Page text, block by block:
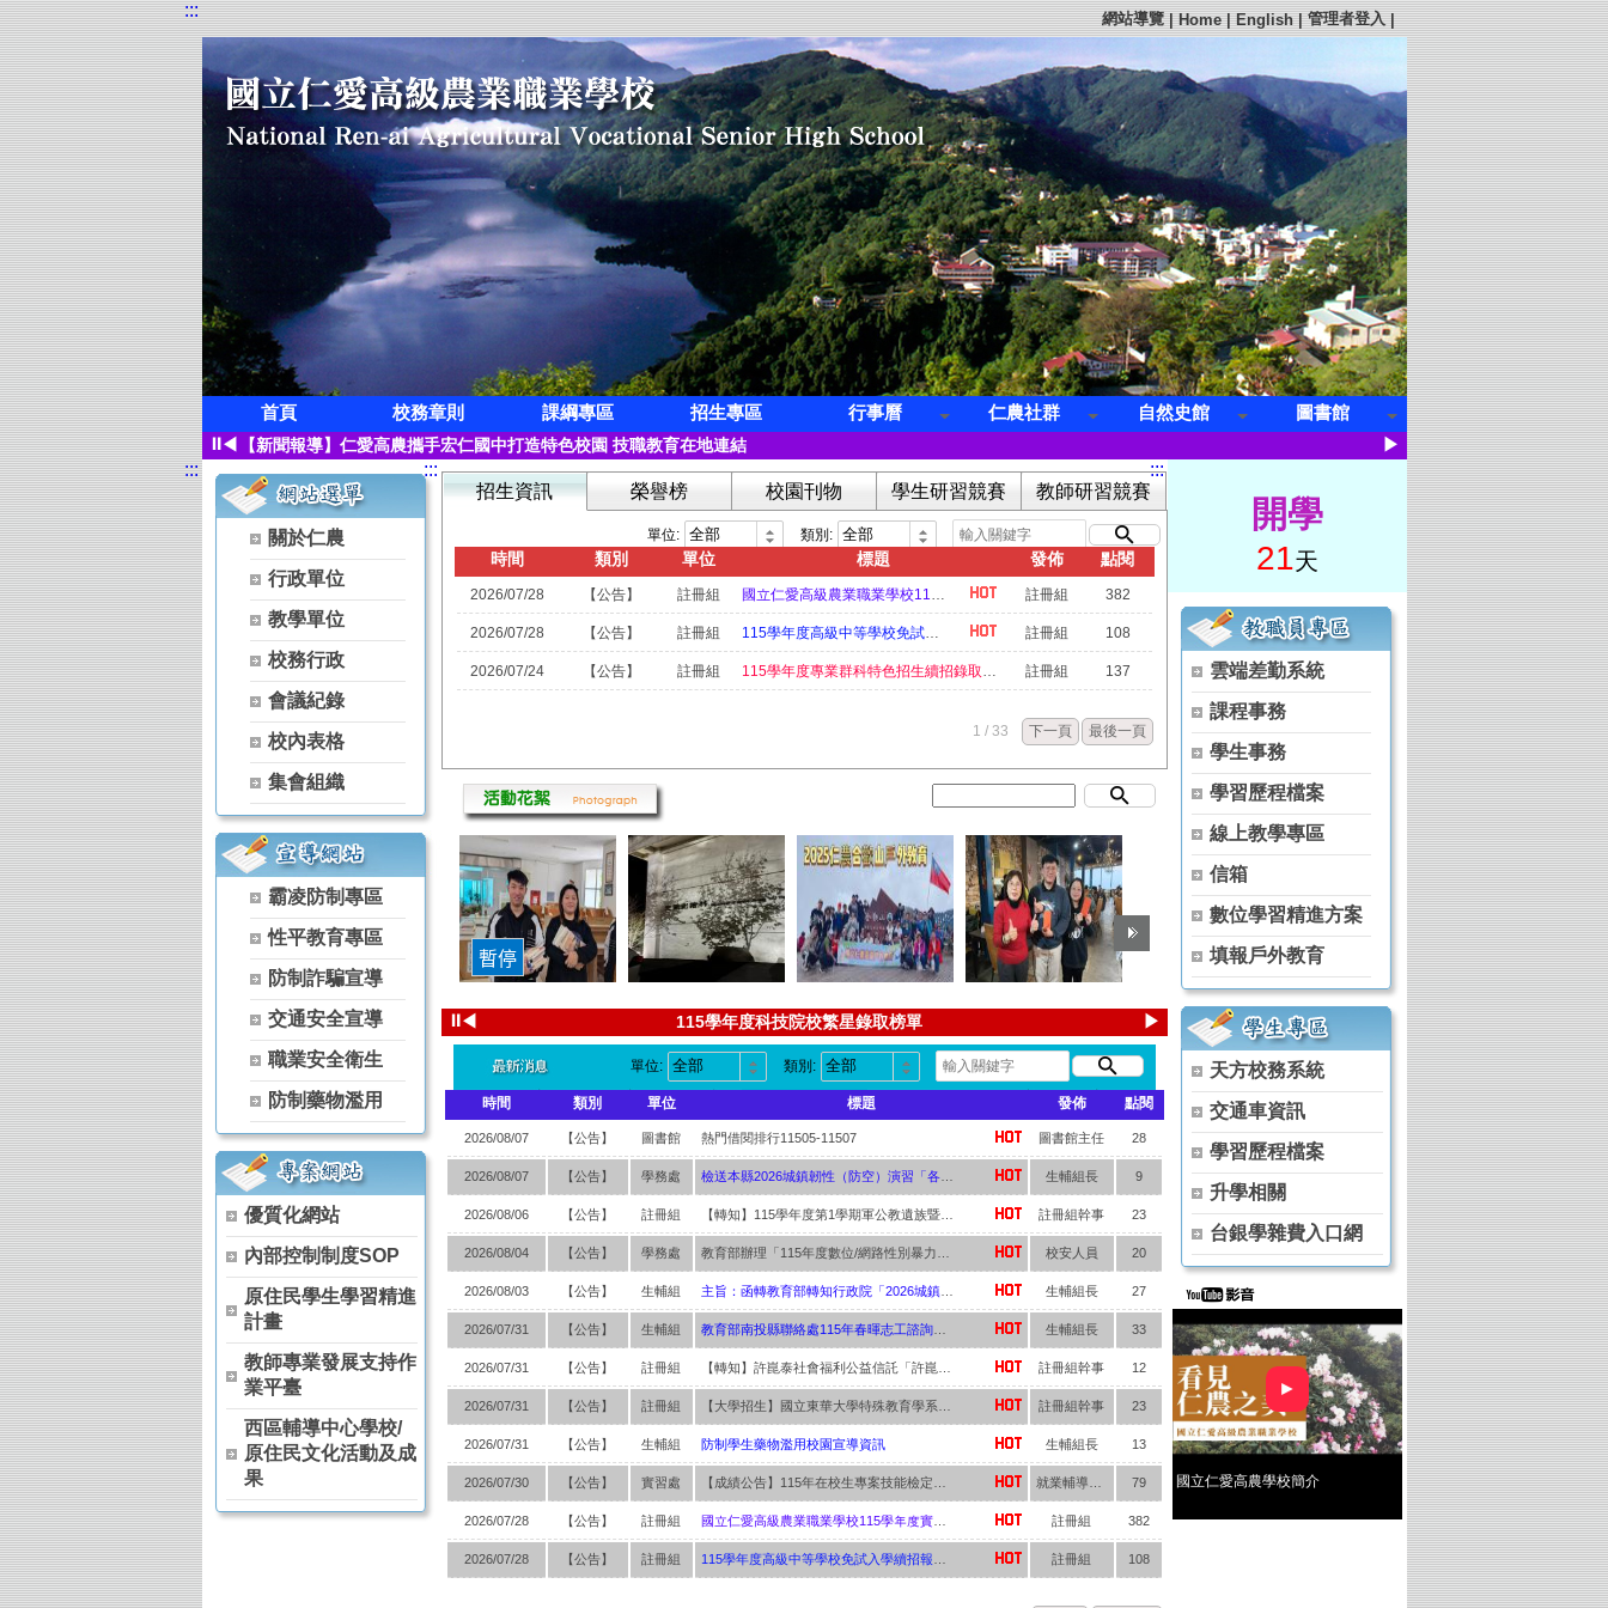
::: 網站導覽|Home|English|管理者登入|
首頁 校務章則 課綱專區 招生專區 行事曆 仁農社群 自然史館
圖書館
⏸◀
狂賀!本校觀光科應屆畢業生凌紫璇榮獲第三屆全國創意茶飲調製競賽學生組冠軍
【新聞報導】仁愛高農攜手宏仁國中打造特色校園 技職教育在地連結
【115學年度升學榜單】恭喜 空間測繪科 林寓桀【繁星】錄取 國立臺灣科技大學 營建工程系
【115學年度升學榜單】恭喜 觀光事業科 凌紫璇【繁星】錄取 國立高雄餐旅大學 旅運管理系
【115學年度升學榜單】恭喜 園藝科 蔡子怡【繁星】錄取 國立屏東科技大學 熱帶農業暨國際合作系
【115學年度升學榜單】恭喜 家政科 黃芊蓓【繁星】錄取 國立屏東科技大學 社會工作系
【115學年度升學榜單】恭喜 農場經營科 林彥丞【繁星】錄取 國立高雄科技大學 海洋生物技術系
【115學年度升學榜單】恭喜 空間測繪科 楊景翔【繁星】錄取 國立屏東科技大學 水土保持系
【115學年度升學榜單】恭喜 森林科 谷雋瑋【繁星】錄取 弘光科技大學 動物保健系
【115學年度升學榜單】恭喜 茶葉技術科 黃冠宇【繁星】錄取 宏國德霖科技大學 園藝系
【115學年度升學榜單】恭喜 家政科 古羽涵【獨招】錄取 國立體育大學 體育學院體育推廣 原住民專班
【115學年度升學榜單】恭喜 農經科 吳秉原【獨招】錄取 國立屏東科技大學 科技農業學士學位學程(公費生)
【115學年度升學榜單】恭喜 農經科 林宏睿【獨招】錄取 國立暨南國際大學 智慧暨永續農業學士學位學程(公費生)
【115學年度升學榜單】恭喜 家政科 古羽涵【獨招】錄取 國立暨南國際大學 原住民文化產業與社會工作學士學位學程 (原住民族專班)
【115學年度升學榜單】恭喜 家政科 黃芊蓓【獨招】錄取 國立暨南國際大學 原住民文化產業與社會工作學士學位學程 (原住民族專班)
【115學年度升學榜單】恭喜 家政科 陳葦婕【獨招】錄取 國立暨南國際大學 原住民文化產業與社會工作學士學位學程 (原住民族專班)
【115學年度升學榜單】恭喜 家政科 陳啟恒【獨招】錄取 國立暨南國際大學 原住民文化產業與社會工作學士學位學程 (原住民族專班)
【115學年度升學榜單】恭喜 園藝科 李思華【獨招】錄取 國立暨南國際大學 原住民文化產業與社會工作學士學位學程 (原住民族專班)
【115學年度升學榜單】恭喜 家政科 古羽涵【獨招】錄取 彰化師範大學 高齡健康促進與照護管理 (原住民專班)
【115學年度升學榜單】恭喜 家政科 潘曉婷【獨招】錄取 國立暨南國際大學 高齡健康與長期照顧管理學士學位學程 (原住民族專班)
【115學年度升學榜單】恭喜 家政科 羅芷晴【獨招】錄取 國立暨南國際大學 高齡健康與長期照顧管理學士學位學程 (原住民族專班)
【115學年度升學榜單】恭喜 茶葉技術科 林天賜【獨招】錄取 國立暨南國際大學 高齡健康與長期照顧管理學士學位學程 (原住民族專班)
【115學年度升學榜單】恭喜 茶葉技術科 林天賦【獨招】錄取 國立暨南國際大學 高齡健康與長期照顧管理學士學位學程 (原住民族專班)
【115學年度升學榜單】恭喜 家政科 黃芊蓓【獨招】錄取 國立臺南護理專科學校 化妝品應用科
【115學年度升學榜單】恭喜 茶葉技術科 林天賦【獨招】錄取 國立台東專科學校 園藝暨景觀科
【115學年度升學榜單】恭喜 茶葉技術科 黃冠宇【獨招】錄取 國立中興大學進修班 生物產業管理系
【115學年度升學榜單】恭喜 空間測繪科 賈芳伊【獨招】錄取 國立中興大學進修班 中國文學系
【115學年度升學榜單】恭喜 觀光事業科 林侑宏【甄審入學】錄取 臺北城市科技大學 餐飲事業系
115年全國中等學校運動會 高女組軟式網球雙打(林雨柔、陳芊羽) 榮獲第五名！
狂賀～本校原舞社參加114學年度全國學生舞蹈比賽決賽 榮獲 高中職B團體丙組民俗舞「優等」！
狂賀～114學年度 全國農業類技藝競賽 農場經營職種 農經科 林彥丞 榮獲優勝第十三名
狂賀～114學年度 全國家事技藝競賽 膳食製作職種 家政科 羅芷晴 榮獲優勝第九名
狂賀～114學年度 全國家事技藝競賽 膳食製作職種 家政科 陳葦婕 榮獲優勝第十一名
狂賀～本校原舞社 參加 114學年度全國學生舞蹈比賽南投縣初賽 榮獲高中職B團體丙民俗舞特優
狂賀～恭喜 農經科 阮卡娜、陳詠巡、馬昱仁、徐孟佐 參加2025全國四健作業組競賽 榮獲全國三等獎
狂賀～恭喜 農經科 林宏睿、林彥丞、吳秉原 參加2025興大盃全國製茶技術競賽 榮獲高中職組亞軍
賀!!!農經科榮獲114年高中以下食農教育教案競賽科技樂農組佳作
賀!!!本校農經科教師團隊榮獲114年杏壇芬芳獎(團體組)
▶
:::
關於仁農
行政單位
教學單位
校務行政
會議紀錄
校內表格
集會組織
霸凌防制專區
性平教育專區
防制詐騙宣導
交通安全宣導
職業安全衛生
防制藥物濫用
優質化網站
內部控制制度SOP
原住民學生學習精進
計畫
教師專業發展支持作
業平臺
西區輔導中心學校/
原住民文化活動及成
果
:::
招生資訊
榮譽榜 校園刊物 學生研習競賽 教師研習競賽
單位: 類別:
時間 類別 單位 標題 發佈 點閱
2026/07/28 【公告】 註冊組 國立仁愛高級農業職業學校115學年度實用技能學程續招簡章 註冊組 382
2026/07/28 【公告】 註冊組 115學年度高級中等學校免試入學續招報名簡章 註冊組 108
2026/07/24 【公告】 註冊組 115學年度專業群科特色招生續招錄取公告 註冊組 137
1 / 33 下一頁 最後一頁
⏸◀
115學年度科技院校繁星錄取榜單
114學年度校車時刻表
校內無線網路認證說明
▶
單位: 類別:
時間 類別 單位 標題 發佈 點閱
2026/08/07 【公告】 圖書館 熱門借閱排行11505-11507 圖書館主任 28
2026/08/07 【公告】 學務處 檢送本縣2026城鎮韌性（防空）演習「各場域防空疏散避 難指引」、「防空疏散避難指引」及「多國語言文宣海 報」各1份，請查照並配合辦理。 生輔組長 9
2026/08/06 【公告】 註冊組 【轉知】115學年度第1學期軍公教遺族暨傷殘榮軍子女就學優待申請資訊 註冊組幹事 23
2026/08/04 【公告】 學務處 校安人員 20
2026/08/03 【公告】 生輔組 生輔組長 27
2026/07/31 【公告】 生輔組 教育部南投縣聯絡處115年春暉志工諮詢輔導團 「反毒暨生命教育研習營」活動實施計畫。 生輔組長 33
2026/07/31 【公告】 註冊組 註冊組幹事 12
2026/07/31 【公告】 註冊組 註冊組幹事 23
2026/07/31 【公告】 生輔組 防制學生藥物濫用校園宣導資訊 生輔組長 13
2026/07/30 【公告】 實習處 79
2026/07/28 【公告】 註冊組 國立仁愛高級農業職業學校115學年度實用技能學程續招簡章 註冊組 382
2026/07/28 【公告】 註冊組 註冊組 108
:::
開學
21天
雲端差勤系統
課程事務
學生事務
學習歷程檔案
線上教學專區
信箱
數位學習精進方案
填報戶外教育
天方校務系統
交通車資訊
學習歷程檔案
升學相關
台銀學雜費入口網
►
國立仁愛高農學校簡介